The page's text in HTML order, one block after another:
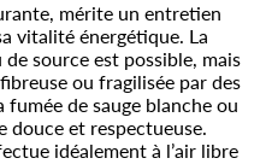
mérite un entretien
vitalité énergétique. La
source est possible, mais
ou fragilisée par des
de sauge blanche ou
douce et respectueuse.
idéalement à l’air libre